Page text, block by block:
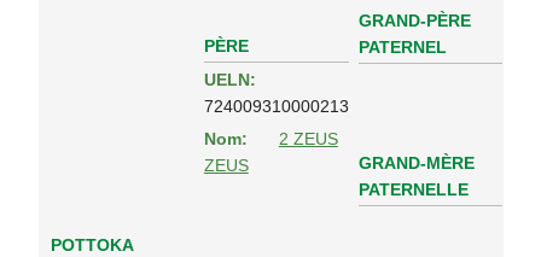
POTTOKA
PÈRE
UELN:
724009310000213
Nom:
2 ZEUS
ZEUS
GRAND-PÈRE
PATERNEL
GRAND-MÈRE
PATERNELLE